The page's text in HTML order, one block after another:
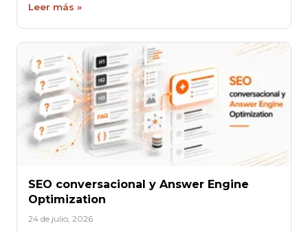
Leer más »
SEO conversacional y Answer Engine
Optimization
24 de julio, 2026